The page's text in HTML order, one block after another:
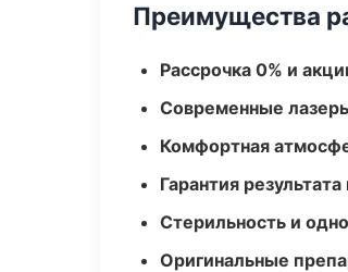
Преимущества
Рассрочка 0% и
Современные
Комфортная
Гарантия
Стерильность и
Оригинальные